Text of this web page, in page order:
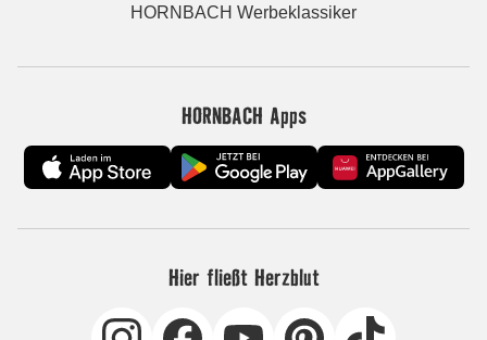
HORNBACH Werbeklassiker
HORNBACH Apps
Hier fließt Herzblut